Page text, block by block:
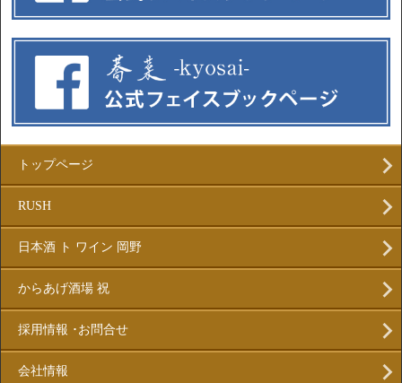
トップページ
RUSH
日本酒 ト ワイン 岡野
からあげ酒場 祝
採用情報 ･お問合せ
会社情報